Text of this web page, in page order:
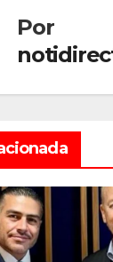
Por